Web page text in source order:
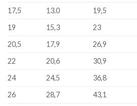
17,5 13.0 19,5
19
15,3 23
20,5
17,9 26,9
22
20,6 30,9
24
24,5 36,8
26
28,7 43,1